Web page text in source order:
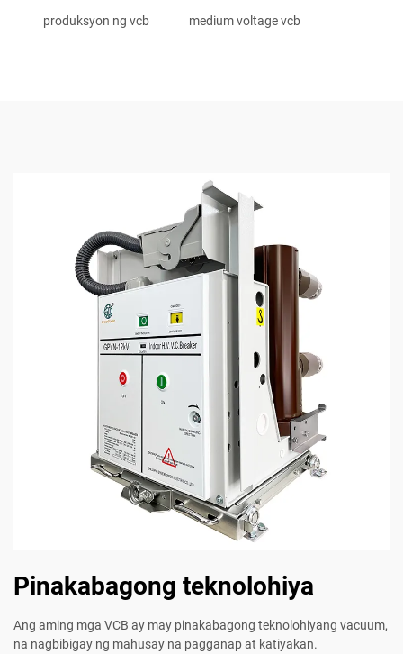
produksyon ng vcb medium voltage vcb
Pinakabagong teknolohiya
Ang aming mga VCB ay may pinakabagong teknolohiyang vacuum,
na nagbibigay ng mahusay na pagganap at katiyakan.